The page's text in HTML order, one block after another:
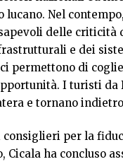
Nel
delle criticità
e dei
permettono di
I turisti da
e tornano
per la
Cicala ha concluso